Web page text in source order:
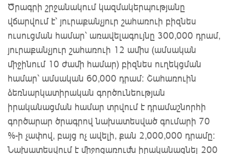
Ծրագրի շրջանակում կազմակերպությանը
վճարվում է՝ յուրաքանչյուր շահառուի բիզնես
ուսուցման համար՝ առավելագույնը 300,000 դրամ,
յուրաքանչյուր շահառուի 12 ամիս (ամսական
միջինում 10 ժամի համար) բիզնես ուղեկցման
համար՝ ամսական 60,000 դրամ։ Շահառուին
ձեռնարկատիրական գործունեության
իրականացման համար տրվում է դրամաշնորհի
գործարար ծրագրով նախատեսված գումարի 70
%-ի չափով, բայց ոչ ավելի, քան 2,000,000 դրամը։
Նախատեսվում է միջոցառումն իրականացնել 200